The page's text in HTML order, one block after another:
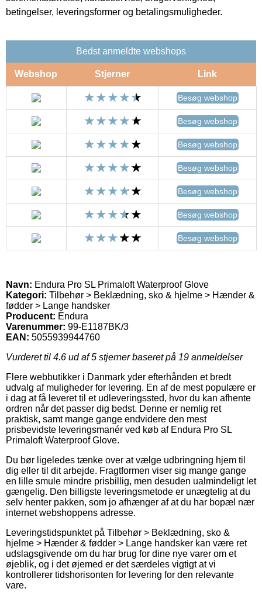
betingelser, leveringsformer og betalingsmuligheder.
Bedst anmeldte webshops
Webshop Stjerner Link
Besøg webshop
Besøg webshop
Besøg webshop
Besøg webshop
Besøg webshop
Besøg webshop
Besøg webshop
Navn: Endura Pro SL Primaloft Waterproof Glove
Kategori: Tilbehør > Beklædning, sko & hjelme > Hænder &
fødder > Lange handsker
Producent: Endura
Varenummer: 99-E1187BK/3
EAN: 5055939944760
Vurderet til 4.6 ud af 5 stjerner baseret på 19 anmeldelser
Flere webbutikker i Danmark yder efterhånden et bredt
udvalg af muligheder for levering. En af de mest populære er
i dag at få leveret til et udleveringssted, hvor du kan afhente
ordren når det passer dig bedst. Denne er nemlig ret
praktisk, samt mange gange endvidere den mest
prisbevidste leveringsmanér ved køb af Endura Pro SL
Primaloft Waterproof Glove.
Du bør ligeledes tænke over at vælge udbringning hjem til
dig eller til dit arbejde. Fragtformen viser sig mange gange
en lille smule mindre prisbillig, men desuden ualmindeligt let
gængelig. Den billigste leveringsmetode er unægtelig at du
selv henter pakken, som jo afhænger af at du har bopæl nær
internet webshoppens adresse.
Leveringstidspunktet på Tilbehør > Beklædning, sko &
hjelme > Hænder & fødder > Lange handsker kan være ret
udslagsgivende om du har brug for dine nye varer om et
øjeblik, og i det øjemed er det særdeles vigtigt at vi
kontrollerer tidshorisonten for levering for den relevante
vare.